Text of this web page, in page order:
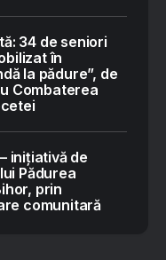
34 de seniori
în
la pădure”, de
Combaterea
inițiativă de
Pădurea
prin
comunitară